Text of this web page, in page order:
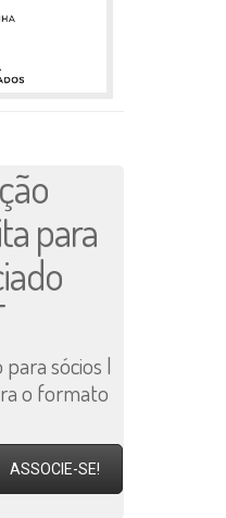
para
sócios |
o formato
ASSOCIE-SE!